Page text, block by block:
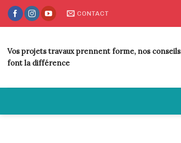
Skip
CONTACT
Vos projets travaux prennent forme, nos conseils
font la différence